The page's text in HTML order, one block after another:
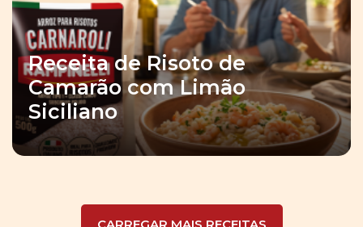
Receita de Risoto de
Camarão com Limão
Siciliano